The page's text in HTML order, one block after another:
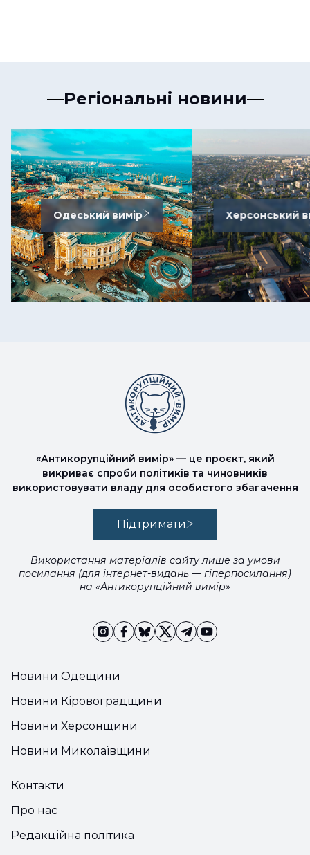
Регіональні новини
Одеський вимір Херсонський
Новини Одещини
Новини Кіровоградщини
Новини Херсонщини
Новини Миколаївщини
«Антикорупційний вимір» — це проєкт, який
викриває спроби політиків та чиновників
використовувати владу для особистого збагачення
Підтримати
Використання матеріалів сайту лише за умови
посилання (для інтернет-видань — гіперпосилання)
на «Антикорупційний вимір»
Контакти
Про нас
Редакційна політика